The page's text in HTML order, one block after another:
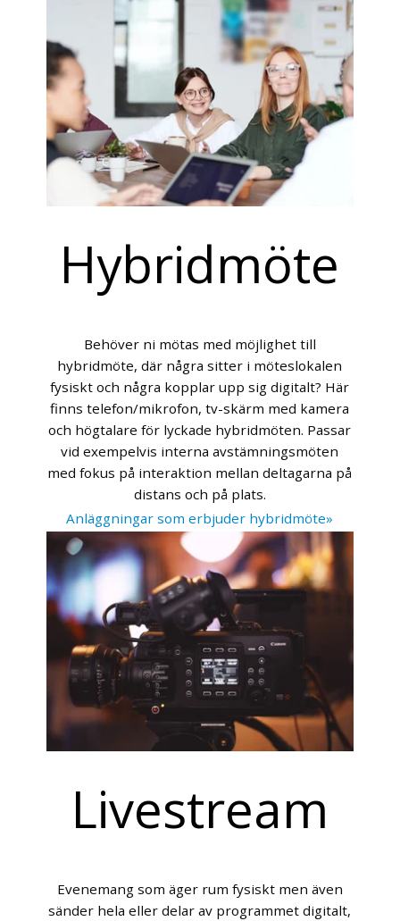
Hybridmöte
Behöver ni mötas med möjlighet till
hybridmöte, där några sitter i möteslokalen
fysiskt och några kopplar upp sig digitalt? Här
finns telefon/mikrofon, tv-skärm med kamera
och högtalare för lyckade hybridmöten. Passar
vid exempelvis interna avstämningsmöten
med fokus på interaktion mellan deltagarna på
distans och på plats.
Anläggningar som erbjuder hybridmöte»
Livestream
Evenemang som äger rum fysiskt men även
sänder hela eller delar av programmet digitalt,